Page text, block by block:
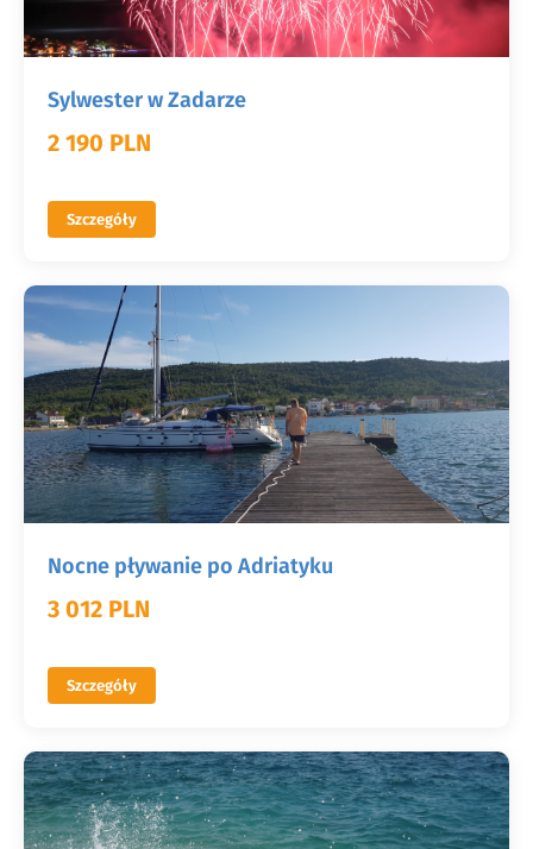
Sylwester w Zadarze
2 190 PLN
Szczegóły
Nocne pływanie po Adriatyku
3 012 PLN
Szczegóły